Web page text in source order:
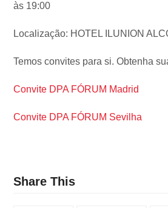
às 19:00
Localização: HOTEL ILUNION
Temos convites para si. Obtenha
Convite DPA FÓRUM Madrid
Convite DPA FÓRUM Sevilha
Share This